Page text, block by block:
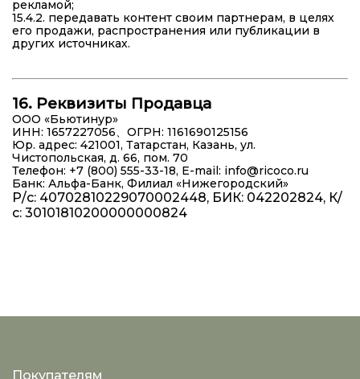
рекламой;
15.4.2. передавать контент своим партнерам, в целях
его продажи, распространения или публикации в
других источниках.
16. Реквизиты Продавца
ООО «Бьютинур»
ИНН: 1657227056、ОГРН: 1161690125156
Юр. адрес: 421001, Татарстан, Казань, ул.
Чистопольская, д. 66, пом. 70
Телефон: +7 (800) 555-33-18, E-mail: info@ricoco.ru
Банк: Альфа-Банк, Филиал «Нижегородский»
Р/с: 40702810229070002448, БИК: 042202824, К/
с: 30101810200000000824
Покупателям